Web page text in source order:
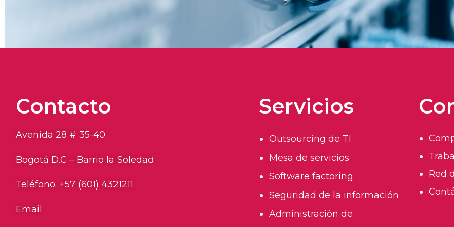
Contacto
Avenida 28 # 35-40
Bogotá D.C – Barrio la Soledad
Teléfono: +57 (601) 4321211
Email:
Servicios
Outsourcing de TI
Mesa de servicios
Software factoring
Seguridad de la información
Administración de
Red